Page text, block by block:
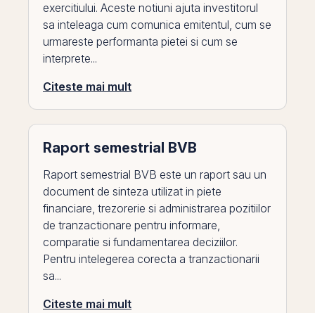
exercitiului. Aceste notiuni ajuta investitorul
sa inteleaga cum comunica emitentul, cum se
urmareste performanta pietei si cum se
interprete...
Citeste mai mult
Raport semestrial BVB
Raport semestrial BVB este un raport sau un
document de sinteza utilizat in piete
financiare, trezorerie si administrarea pozitiilor
de tranzactionare pentru informare,
comparatie si fundamentarea deciziilor.
Pentru intelegerea corecta a tranzactionarii
sa...
Citeste mai mult